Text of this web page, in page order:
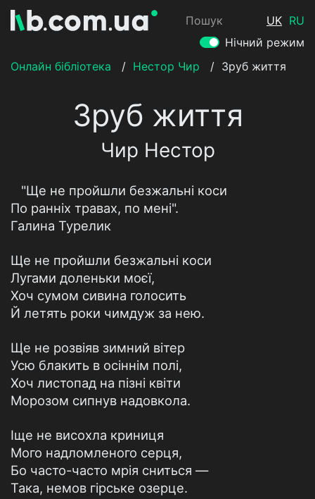
Пошук UK RU
Нічний режим
Онлайн бібліотека
/ Нестор Чир / Зруб життя
Зруб життя
Чир Нестор
"Ще не пройшли безжальні коси
По ранніх травах, по мені".
Галина Турелик
Ще не пройшли безжальні коси
Лугами доленьки моєї,
Хоч сумом сивина голосить
Й летять роки чимдуж за нею.
Ще не розвіяв зимний вітер
Усю блакить в осіннім полі,
Хоч листопад на пізні квіти
Морозом сипнув надовкола.
Іще не висохла криниця
Мого надломленого серця,
Бо часто-часто мрія сниться —
Така, немов гірське озерце.